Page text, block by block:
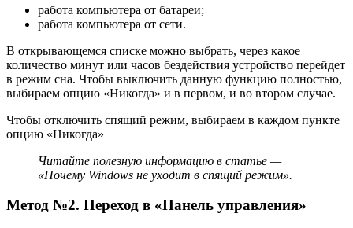
работа компьютера от батареи;
работа компьютера от сети.
В открывающемся списке можно выбрать, через какое
количество минут или часов бездействия устройство перейдет
в режим сна. Чтобы выключить данную функцию полностью,
выбираем опцию «Никогда» и в первом, и во втором случае.
Чтобы отключить спящий режим, выбираем в каждом пункте
опцию «Никогда»
Читайте полезную информацию в статье —
«Почему Windows не уходит в спящий режим».
Метод №2. Переход в «Панель управления»